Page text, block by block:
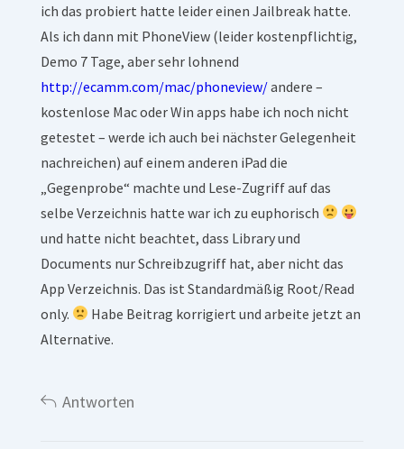
ich das probiert hatte leider einen Jailbreak hatte.
Als ich dann mit PhoneView (leider kostenpflichtig,
Demo 7 Tage, aber sehr lohnend
http://ecamm.com/mac/phoneview/andere –
kostenlose Mac oder Win apps habe ich noch nicht
getestet – werde ich auch bei nächster Gelegenheit
nachreichen) auf einem anderen iPad die
„Gegenprobe“ machte und Lese-Zugriff auf das
selbe Verzeichnis hatte war ich zu euphorisch
und hatte nicht beachtet, dass Library und
Documents nur Schreibzugriff hat, aber nicht das
App Verzeichnis. Das ist Standardmäßig Root/Read
only.
Habe Beitrag korrigiert und arbeite jetzt an
Alternative.
Antworten